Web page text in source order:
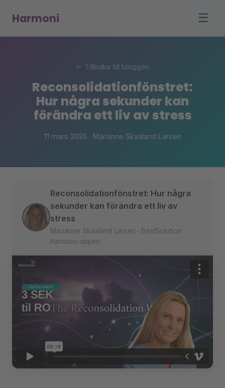
Harmoni ☰
← Tillbaka till bloggen
Reconsolidationfönstret:
Hur några sekunder kan
förändra ett liv av stress
11 mars 2026 · Marianne Skaaland Larsen
Reconsolidationfönstret: Hur några
sekunder kan förändra ett liv av
stress
Marianne Skaaland Larsen · BestSolution ·
Harmoni-appen